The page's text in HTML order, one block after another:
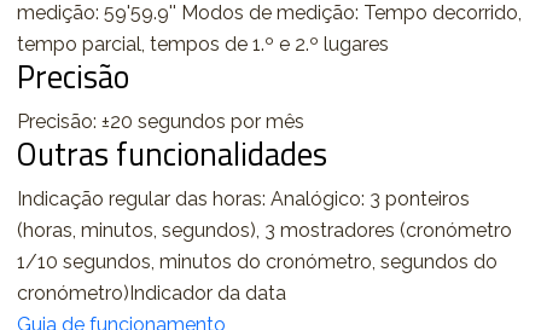
medição: 59'59.9'' Modos de medição: Tempo decorrido,
tempo parcial, tempos de 1.º e 2.º lugares
Precisão
Precisão: ±20 segundos por mês
Outras funcionalidades
Indicação regular das horas: Analógico: 3 ponteiros
(horas, minutos, segundos), 3 mostradores (cronómetro
1/10 segundos, minutos do cronómetro, segundos do
cronómetro)Indicador da data
Guia de funcionamento